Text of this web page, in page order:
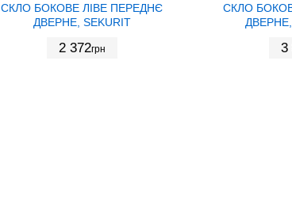
СКЛО БОКОВЕ ЛІВЕ ПЕРЕДНЄ
ДВЕРНЕ, SEKURIT
2 372грн
СКЛО
ДВЕРНЕ,
3